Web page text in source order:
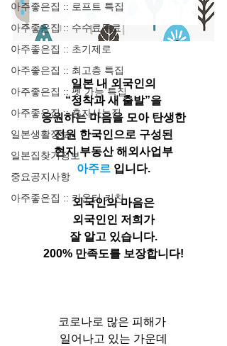
아주좋은집 :: 로프트 특집
아주좋은집 :: 수수료무료
아주좋은집 :: 초기제로
아주좋은집 :: 최고층 특집
아주좋은집 :: 펫 가능 특집
아주좋은집 :: 혼자사는집
일본생활정보
일본집찾기정보
중요공지사항
아주좋은집 :: 카운터 키친
일본 내 외국인의
“정착과 새 출발”을
응원하는 마음을 모아 탄생한
전원 한국인으로 구성된
현지 부동산 해외사업부
아주르 입니다.
외국인의 마음은
외국인인 저희가
잘 알고 있습니다.
200% 만족도를 보장합니다!
코로나로 많은 피해가
일어나고 있는 가운데